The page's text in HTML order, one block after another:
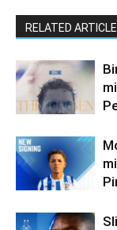
RELATED